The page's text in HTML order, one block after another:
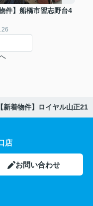
物件】船橋市習志野台4
【新着物件】ロイヤル山正21
店
お問い合わせ